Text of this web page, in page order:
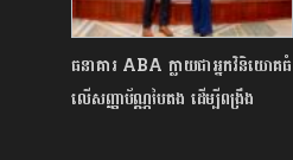
​ធនាគារ​ ABA​ ក្លាយជា​អ្នក​វិនិយោគ​ធំ​
លើ​សញ្ញាប័ណ្ណ​បៃតង​ ដើម្បី​ពង្រឹង​